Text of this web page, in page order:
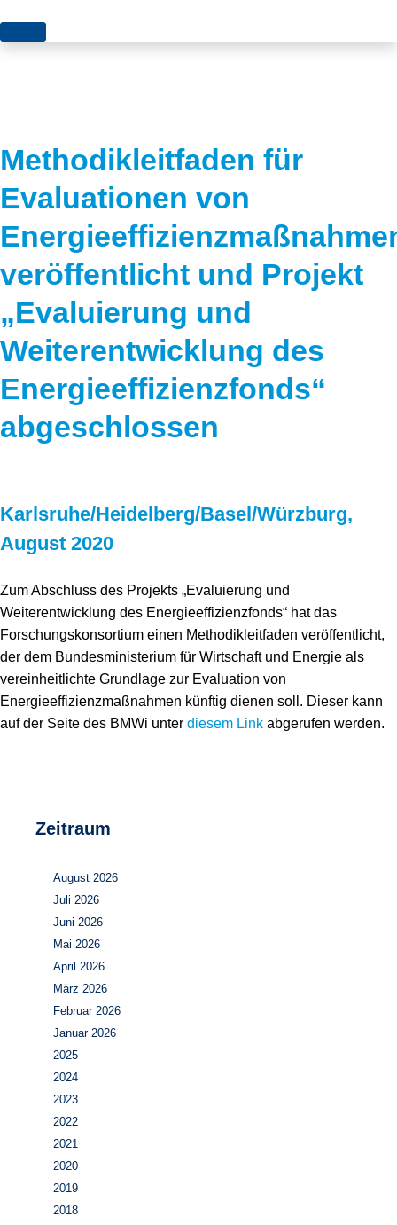
Themen
Flächen
Genehmigungen
Grundsatzfragen
Märkte
Netze
Sektorenkopplung
Speicher
Stromerzeugung
News
Blog
Karriere
Über uns
Stiftungsporträt
Team
Forschungsnetzwerk
Bibliothek
Methodikleitfaden für
Evaluationen von
veröffentlicht und Projekt
„Evaluierung und
Weiterentwicklung des
Energieeffizienzfonds“
abgeschlossen
Karlsruhe/Heidelberg/Basel/Würzburg,
August 2020
Zum Abschluss des Projekts „Evaluierung und
Weiterentwicklung des Energieeffizienzfonds“ hat das
Forschungskonsortium einen Methodikleitfaden veröffentlicht,
der dem Bundesministerium für Wirtschaft und Energie als
vereinheitlichte Grundlage zur Evaluation von
Energieeffizienzmaßnahmen künftig dienen soll. Dieser kann
auf der Seite des BMWi unter diesem Link abgerufen werden.
Zeitraum
August 2026
Juli 2026
Juni 2026
Mai 2026
April 2026
März 2026
Februar 2026
Januar 2026
2025
2024
2023
2022
2021
2020
2019
2018